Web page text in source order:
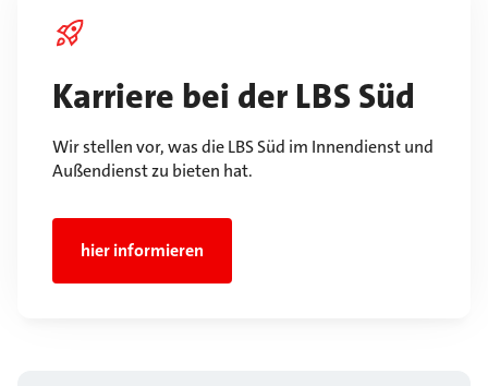
Karriere bei der LBS Süd
Wir stellen vor, was die LBS Süd im Innendienst und
Außendienst zu bieten hat.
hier informieren